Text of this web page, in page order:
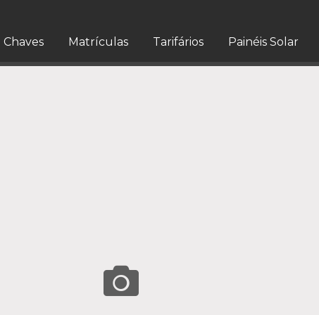
Chaves Matrículas Tarifários Painéis Solar